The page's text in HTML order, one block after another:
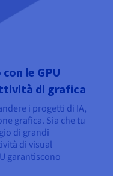
le GPU
di grafica
i progetti di IA,
grafica. Sia che tu
di grandi
di visual
garantiscono